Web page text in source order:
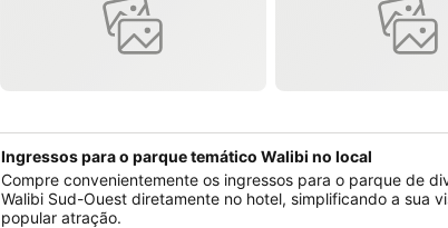
Ingressos para o parque temático Walibi no local
Compre convenientemente os ingressos para o parque de
Walibi Sud-Ouest diretamente no hotel, simplificando a sua
popular atração.